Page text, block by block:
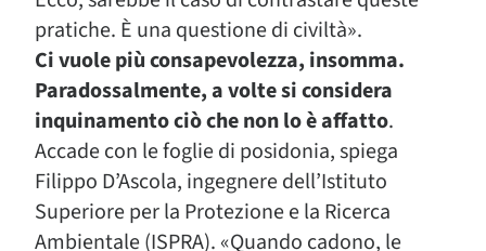
pratiche. È una questione di civiltà».
Ci vuole più consapevolezza, insomma.
Paradossalmente, a volte si considera
inquinamento ciò che non lo è affatto.
Accade con le foglie di posidonia, spiega
Filippo D’Ascola, ingegnere dell’Istituto
Superiore per la Protezione e la Ricerca
Ambientale (ISPRA). «Quando cadono, le